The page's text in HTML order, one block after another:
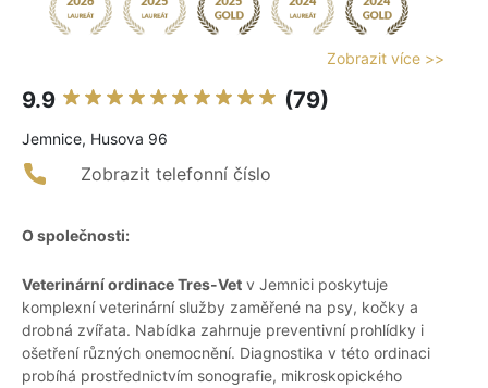
Zobrazit více >>
9.9 (79)
Jemnice, Husova 96
Zobrazit telefonní číslo
O společnosti:
Veterinární ordinace Tres-Vet v Jemnici poskytuje
komplexní veterinární služby zaměřené na psy, kočky a
drobná zvířata. Nabídka zahrnuje preventivní prohlídky i
ošetření různých onemocnění. Diagnostika v této ordinaci
probíhá prostřednictvím sonografie, mikroskopického